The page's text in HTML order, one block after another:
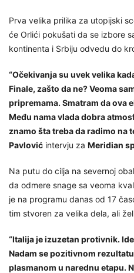
Prva velika prilika za utopijski
će Orlići pokušati da se izbore
kontinenta i Srbiju odvedu do
“Očekivanja su uvek velika
Finale, zašto da ne? Veoma
pripremama. Smatram da ova
Među nama vlada dobra
znamo šta treba da radimo na
Pavlović intervju za Meridian
Na putu do cilja na severnoj
da odmere snage sa veoma
je na programu danas od 17
tim stvoren za velika dela, ali
“Italija je izuzetan protivnik.
Nadam se pozitivnom
plasmanom u narednu etapu.